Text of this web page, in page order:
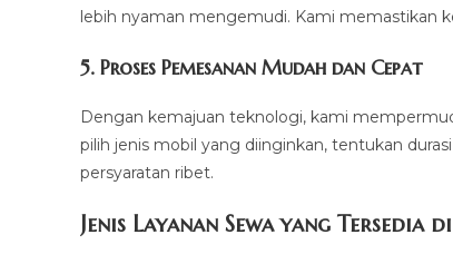
lebih nyaman mengemudi. Kami memastikan
5. Proses Pemesanan Mudah dan Cepat
Dengan kemajuan teknologi, kami
pilih jenis mobil yang diinginkan, tentukan
persyaratan ribet.
Jenis Layanan Sewa yang Tersedia